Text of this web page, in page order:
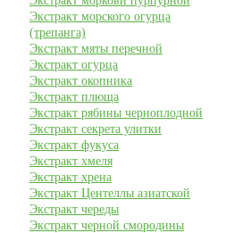
Экстракт морского огурца
(трепанга)
Экстракт мяты перечной
Экстракт огурца
Экстракт окопника
Экстракт плюща
Экстракт рябины черноплодной
Экстракт секрета улитки
Экстракт фукуса
Экстракт хмеля
Экстракт хрена
Экстракт Центеллы азиатской
Экстракт череды
Экстракт черной смородины